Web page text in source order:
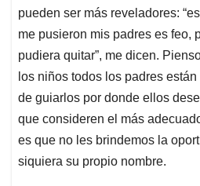
pueden ser más reveladores:
me pusieron mis padres es feo,
pudiera quitar”, me dicen.
los niños todos los padres
de guiarlos por donde ellos
que consideren el más
es que no les brindemos la
siquiera su propio nombre.